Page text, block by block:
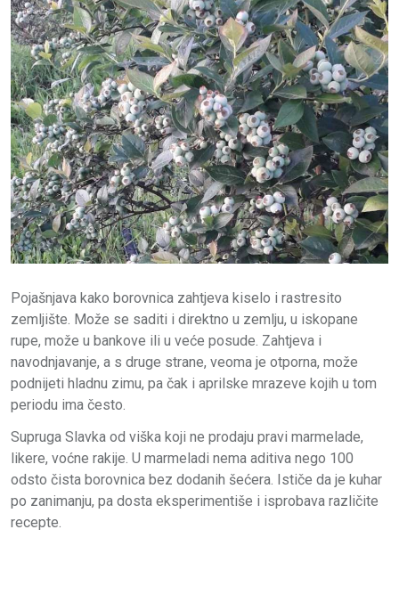
Pojašnjava kako borovnica zahtjeva kiselo i rastresito
zemljište. Može se saditi i direktno u zemlju, u iskopane
rupe, može u bankove ili u veće posude. Zahtjeva i
navodnjavanje, a s druge strane, veoma je otporna, može
podnijeti hladnu zimu, pa čak i aprilske mrazeve kojih u tom
periodu ima često.
Supruga Slavka od viška koji ne prodaju pravi marmelade,
likere, voćne rakije. U marmeladi nema aditiva nego 100
odsto čista borovnica bez dodanih šećera. Ističe da je kuhar
po zanimanju, pa dosta eksperimentiše i isprobava različite
recepte.